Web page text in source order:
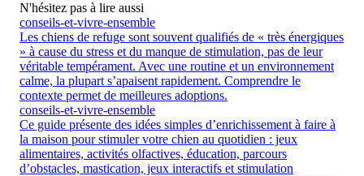
N'hésitez pas à lire aussi
conseils-et-vivre-ensemble
Les chiens de refuge sont souvent qualifiés de « très énergiques
» à cause du stress et du manque de stimulation, pas de leur
véritable tempérament. Avec une routine et un environnement
calme, la plupart s’apaisent rapidement. Comprendre le
contexte permet de meilleures adoptions.
conseils-et-vivre-ensemble
Ce guide présente des idées simples d’enrichissement à faire à
la maison pour stimuler votre chien au quotidien : jeux
alimentaires, activités olfactives, éducation, parcours
d’obstacles, mastication, jeux interactifs et stimulation